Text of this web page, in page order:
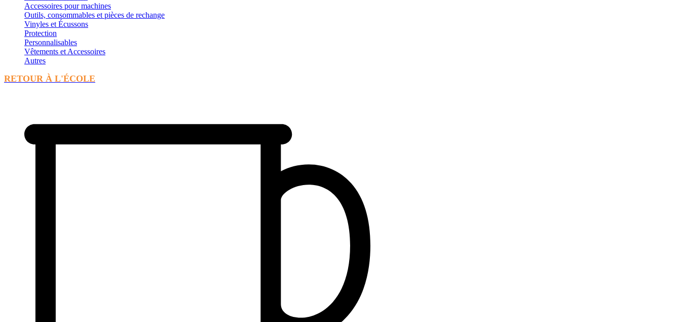
Accessoires pour machines
Outils, consommables et pièces de rechange
Vinyles et Écussons
Protection
Personnalisables
Vêtements et Accessoires
Autres
RETOUR À L'ÉCOLE